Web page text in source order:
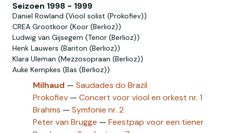
Seizoen 1998 - 1999
Daniel Rowland (Viool solist (Prokofiev))
CREA Grootkoor (Koor (Berlioz))
Ludwig van Gijsegem (Tenor (Berlioz))
Henk Lauwers (Bariton (Berlioz))
Klara Uleman (Mezzosopraan (Berlioz))
Auke Kempkes (Bas (Berlioz))
Milhaud — Saudades do Brazil
Prokofiev — Concert voor viool en orkest nr. 1
Brahms — Symfonie nr. 2
Peter van Brugge — Feestpap voor een tiener